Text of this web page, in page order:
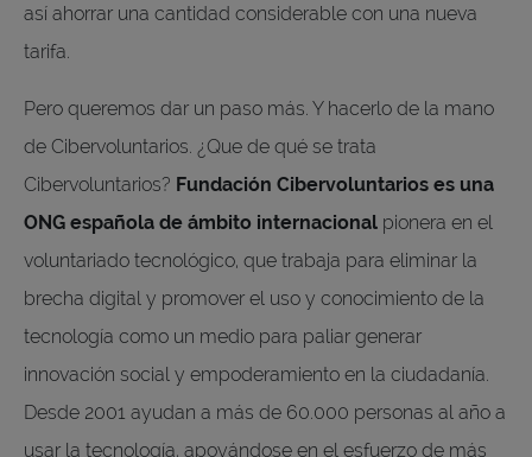
así ahorrar una cantidad considerable con una nueva
tarifa.
Pero queremos dar un paso más. Y hacerlo de la mano
de Cibervoluntarios. ¿Que de qué se trata
Cibervoluntarios? Fundación Cibervoluntarios es una
ONG española de ámbito internacional pionera en el
voluntariado tecnológico, que trabaja para eliminar la
brecha digital y promover el uso y conocimiento de la
tecnología como un medio para paliar generar
innovación social y empoderamiento en la ciudadanía.
Desde 2001 ayudan a más de 60.000 personas al año a
usar la tecnología, apoyándose en el esfuerzo de más